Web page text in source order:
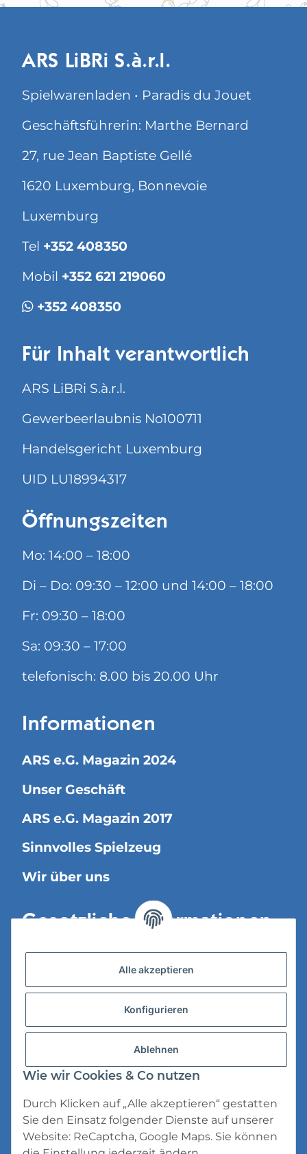
ARS LiBRi S.à.r.l.
Spielwarenladen • Paradis du Jouet
Geschäftsführerin: Marthe Bernard
27, rue Jean Baptiste Gellé
1620 Luxemburg, Bonnevoie
Luxemburg
Tel +352 408350
Mobil +352 621 219060
+352 408350
Für Inhalt verantwortlich
ARS LiBRi S.à.r.l.
Gewerbeerlaubnis No100711
Handelsgericht Luxemburg
UID LU18994317
Öffnungszeiten
Mo: 14:00 – 18:00
Di – Do: 09:30 – 12:00 und 14:00 – 18:00
Fr: 09:30 – 18:00
Sa: 09:30 – 17:00
telefonisch: 8.00 bis 20.00 Uhr
Informationen
ARS e.G. Magazin 2024
Unser Geschäft
ARS e.G. Magazin 2017
Sinnvolles Spielzeug
Wir über uns
Gesetzliche Informationen
Versandinformationen
Datenschutz
Impressum
Alle akzeptieren
Konfigurieren
Ablehnen
Wie wir Cookies & Co nutzen
Durch Klicken auf „Alle akzeptieren“ gestatten
Sie den Einsatz folgender Dienste auf unserer
Website: ReCaptcha, Google Maps. Sie können